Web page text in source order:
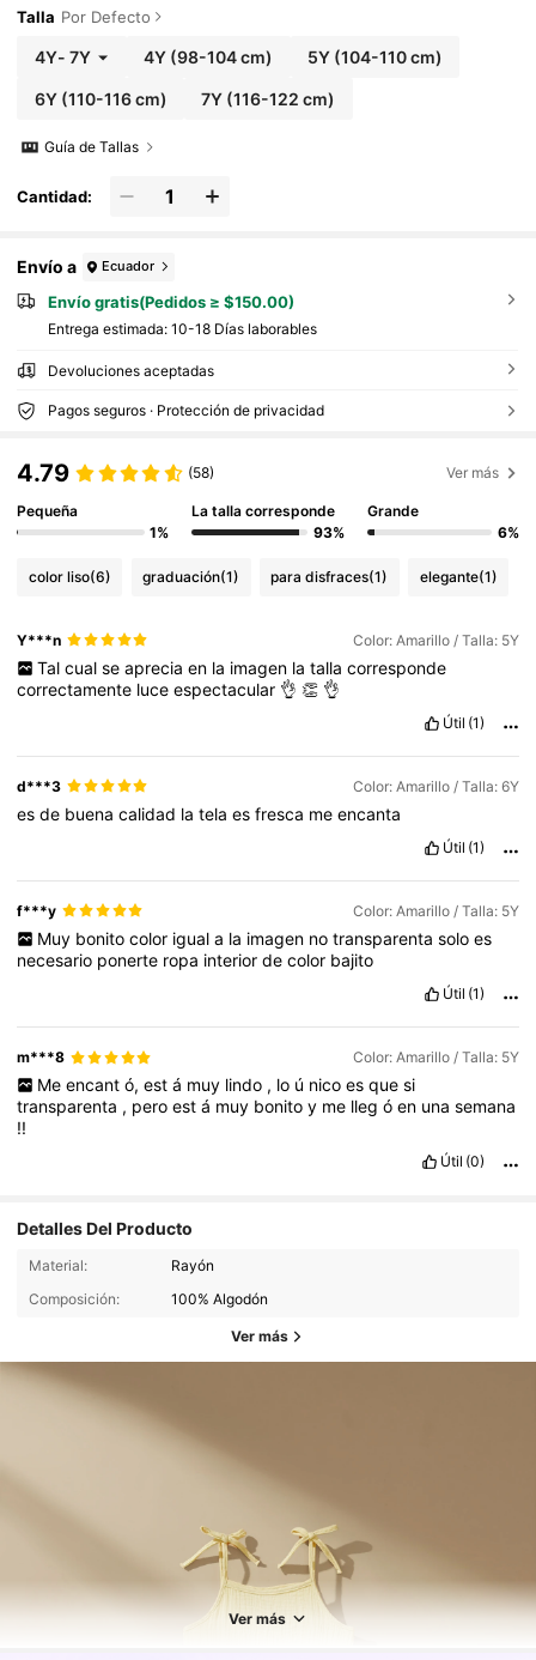
Talla Por Defecto
4Y- 7Y 4Y (98-104 cm) 5Y (104-110 cm)
6Y(110-116 cm) 7Y (116-122 cm)
Guía de Tallas
Cantidad:
Envío a Ecuador
Envío gratis(Pedidos ≥ $150.00)
Entrega estimada: 10-18 Días laborables
Devoluciones aceptadas
Pagos seguros · Protección de privacidad
4.79 (58) Ver más
Pequeña
1%
La talla corresponde
93%
Grande
6%
color liso(6) graduación(1) para disfraces(1) elegante(1)
Y***n Color: Amarillo / Talla: 5Y
Tal cual se aprecia en la imagen la talla corresponde
correctamente luceespectacular 👌👏 👌
Útil (1)
d***3 Color: Amarillo / Talla: 6Y
esde buenacalidad latelaesfresca meencanta
Útil (1)
f***y Color: Amarillo / Talla: 5Y
Muy bonito color igual a la imagen no transparenta solo es
necesario ponerte ropa interiordecolor bajito
Útil (1)
m***8 Color: Amarillo / Talla: 5Y
Me encant ó, est á muy lindo , lo ú nico es que si
transparenta , peroestá muy bonitoy me llegóen unasemana
!!
Útil (0)
Detalles Del Producto
Material:
Rayón
Composición:
100% Algodón
Ver más
Ver más
13K Seguidores
13K Seguidores
4.87 13K Seguidores